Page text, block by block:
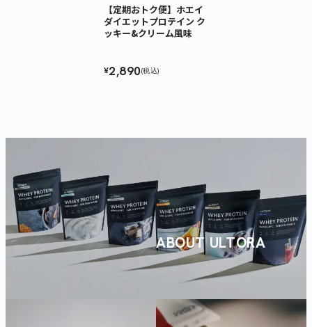
【定期おトク便】ホエイ
ダイエットプロテイン ク
ッキー&クリーム風味
¥2,890(税込)
ABOUT ULTORA